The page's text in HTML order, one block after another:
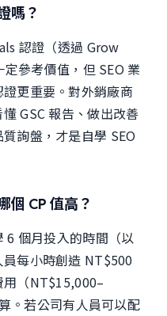
嗎？
認證（透過 Grow
參考價值，但 SEO 業
更重要。對外銷廠商
GSC 報告、做出改善
詢盤，才是自學 SEO
個 CP 值高？
6 個月投入的時間（以
每小時創造 NT$500
用（NT$15,000–
。若公司有人員可以配